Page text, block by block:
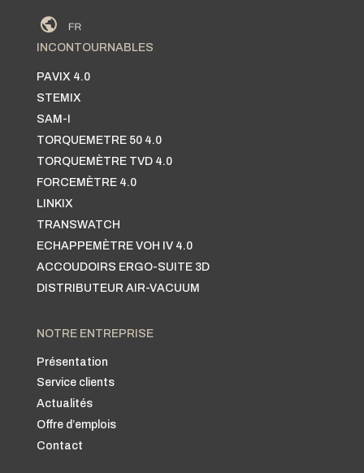
INCONTOURNABLES
PAVIX 4.0
STEMIX
SAM-I
TORQUEMETRE 50 4.0
TORQUEMÈTRE TVD 4.0
FORCEMÈTRE 4.0
LINKIX
TRANSWATCH
ECHAPPEMÈTRE VOH IV 4.0
ACCOUDOIRS ERGO-SUITE 3D
DISTRIBUTEUR AIR-VACUUM
NOTRE ENTREPRISE
Présentation
Service clients
Actualités
Offre d’emplois
Contact